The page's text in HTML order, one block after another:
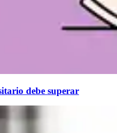
debe superar